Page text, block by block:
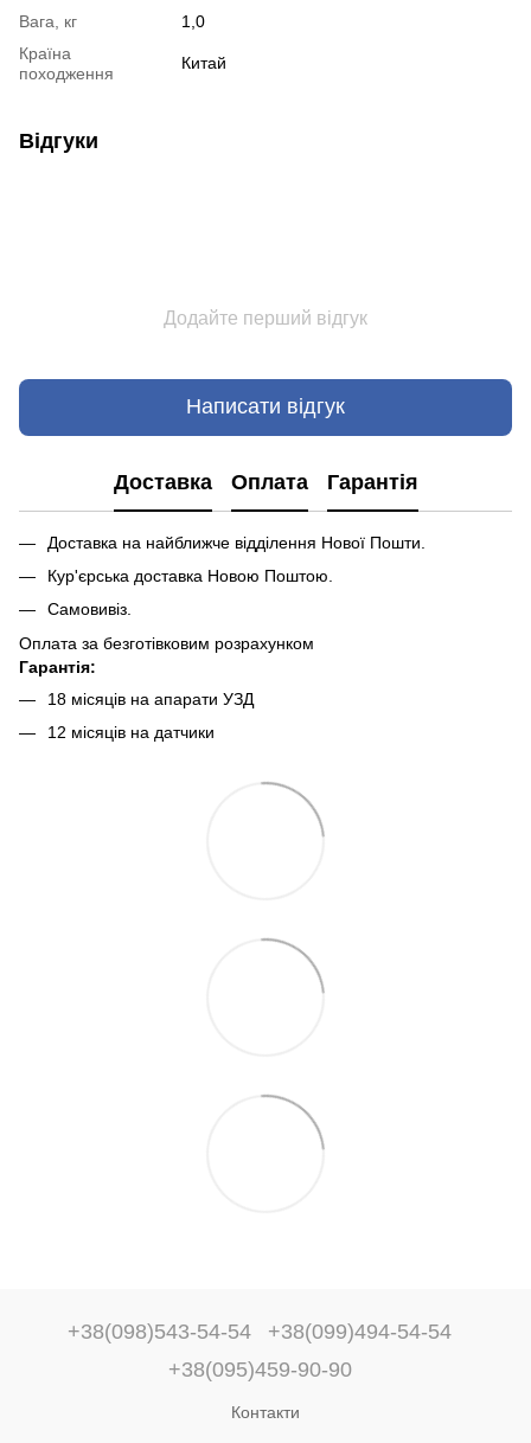
Вага, кг
1,0
Країна
походження
Китай
Відгуки
Додайте перший відгук
Написати відгук
Доставка Оплата Гарантія
Доставка на найближче відділення Нової Пошти.
Кур'єрська доставка Новою Поштою.
Самовивіз.
Оплата за безготівковим розрахунком
Гарантія:
18 місяців на апарати УЗД
12 місяців на датчики
+38(098)543-54-54
+38(099)494-54-54
+38(095)459-90-90
Контакти